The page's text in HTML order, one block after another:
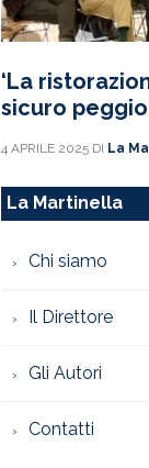
‘La
sicuro
4 APRILE 2025 DI La
La Martinella
Chi siamo
Il Direttore
Gli Autori
Contatti